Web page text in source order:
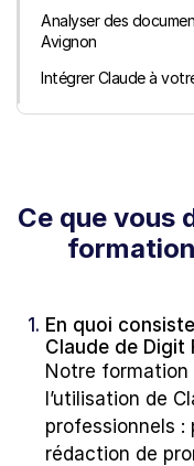
Analyser des
Avignon
Intégrer Claude à
Ce que vous
1. En quoi
Claude de Digit
Notre formation
l’utilisation de
professionnels :
rédaction de